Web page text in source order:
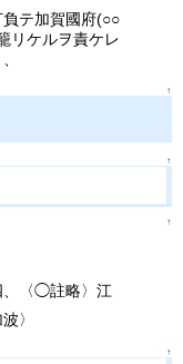
テ加賀國府(○○
リケルヲ責ケレ
↑
↑
↑
〈◯註略〉江
〉
↑